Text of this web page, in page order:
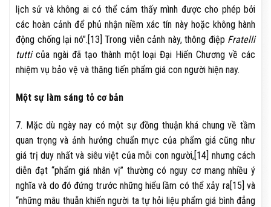
lịch sử và không ai có thể cảm thấy mình được cho phép bởi
các hoàn cảnh để phủ nhận niềm xác tín này hoặc không hành
động chống lại nó”.[13] Trong viễn cảnh này, thông điệp Fratelli
tutticủa ngài đã tạo thành một loại Đại Hiến Chương về các
nhiệm vụ bảo vệ và thăng tiến phẩm giá con người hiện nay.
Một sự làm sáng tỏ cơ bản
7. Mặc dù ngày nay có một sự đồng thuận khá chung về tầm
quan trọng và ảnh hưởng chuẩn mực của phẩm giá cũng như
giá trị duy nhất và siêu việt của mỗi con người,[14] nhưng cách
diễn đạt “phẩm giá nhân vị” thường có nguy cơ mang nhiều ý
nghĩa và do đó đứng trước những hiểu lầm có thể xảy ra[15] và
“những mâu thuẫn khiến người ta tự hỏi liệu phẩm giá bình đẳng